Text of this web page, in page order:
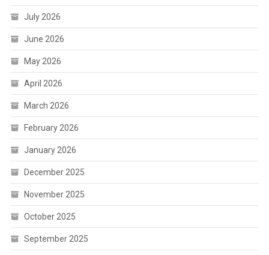
July 2026
June 2026
May 2026
April 2026
March 2026
February 2026
January 2026
December 2025
November 2025
October 2025
September 2025